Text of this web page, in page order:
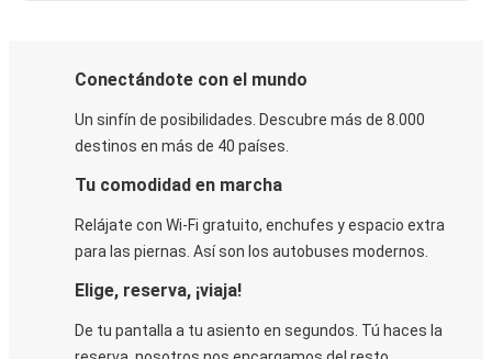
Conectándote con el mundo
Un sinfín de posibilidades. Descubre más de 8.000
destinos en más de 40 países.
Tu comodidad en marcha
Relájate con Wi-Fi gratuito, enchufes y espacio extra
para las piernas. Así son los autobuses modernos.
Elige, reserva, ¡viaja!
De tu pantalla a tu asiento en segundos. Tú haces la